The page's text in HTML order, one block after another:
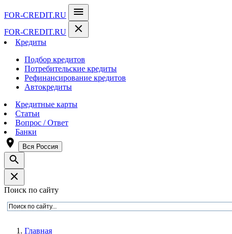
FOR-CREDIT.RU menu
FOR-CREDIT.RU close
Кредиты
Подбор кредитов
Потребительские кредиты
Рефинансирование кредитов
Автокредиты
Кредитные карты
Статьи
Вопрос / Ответ
Банки
room Вся Россия
search
close
Поиск по сайту
Главная